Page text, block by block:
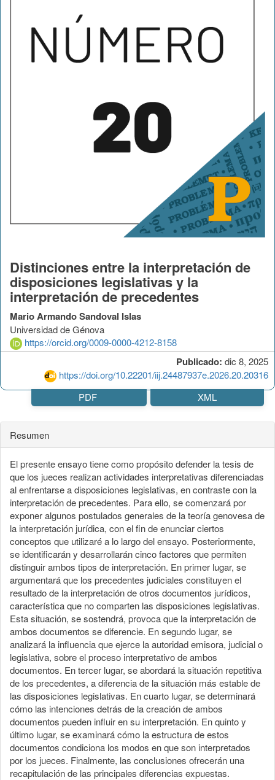
Publicado: dic 8, 2025
https://doi.org/10.22201/iij.24487937e.2026.20.20316
Distinciones entre la interpretación de
disposiciones legislativas y la
interpretación de precedentes
Mario Armando Sandoval Islas
Universidad de Génova
https://orcid.org/0009-0000-4212-8158
PDF XML
Resumen
El presente ensayo tiene como propósito defender la tesis de
que los jueces realizan actividades interpretativas diferenciadas
al enfrentarse a disposiciones legislativas, en contraste con la
interpretación de precedentes. Para ello, se comenzará por
exponer algunos postulados generales de la teoría genovesa de
la interpretación jurídica, con el fin de enunciar ciertos
conceptos que utilizaré a lo largo del ensayo. Posteriormente,
se identificarán y desarrollarán cinco factores que permiten
distinguir ambos tipos de interpretación. En primer lugar, se
argumentará que los precedentes judiciales constituyen el
resultado de la interpretación de otros documentos jurídicos,
característica que no comparten las disposiciones legislativas.
Esta situación, se sostendrá, provoca que la interpretación de
ambos documentos se diferencie. En segundo lugar, se
analizará la influencia que ejerce la autoridad emisora, judicial o
legislativa, sobre el proceso interpretativo de ambos
documentos. En tercer lugar, se abordará la situación repetitiva
de los precedentes, a diferencia de la situación más estable de
las disposiciones legislativas. En cuarto lugar, se determinará
cómo las intenciones detrás de la creación de ambos
documentos pueden influir en su interpretación. En quinto y
último lugar, se examinará cómo la estructura de estos
documentos condiciona los modos en que son interpretados
por los jueces. Finalmente, las conclusiones ofrecerán una
recapitulación de las principales diferencias expuestas.